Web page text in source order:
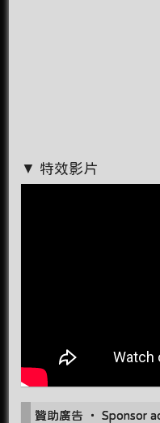
▼ 特效影片
贊助廣告 ‧ Sponsor